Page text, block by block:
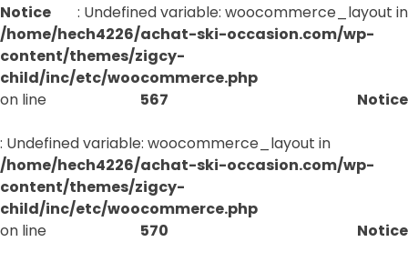
Notice
: Undefined variable: woocommerce_layout in
/home/hech4226/achat-ski-occasion.com/wp-
content/themes/zigcy-
child/inc/etc/woocommerce.php
on line
567 Notice
: Undefined variable: woocommerce_layout in
/home/hech4226/achat-ski-occasion.com/wp-
content/themes/zigcy-
child/inc/etc/woocommerce.php
on line
570 Notice